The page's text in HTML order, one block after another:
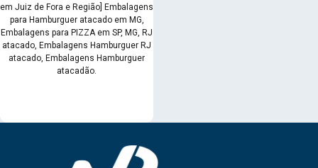
em Juiz de Fora e Região] Embalagens
para Hamburguer atacado em MG,
Embalagens para PIZZA em SP, MG, RJ
atacado, Embalagens Hamburguer RJ
atacado, Embalagens Hamburguer
atacadão.